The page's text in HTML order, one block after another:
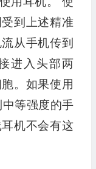
到上述精准
从手机传到
进入头部两
。如果使用
等强度的手
机不会有这